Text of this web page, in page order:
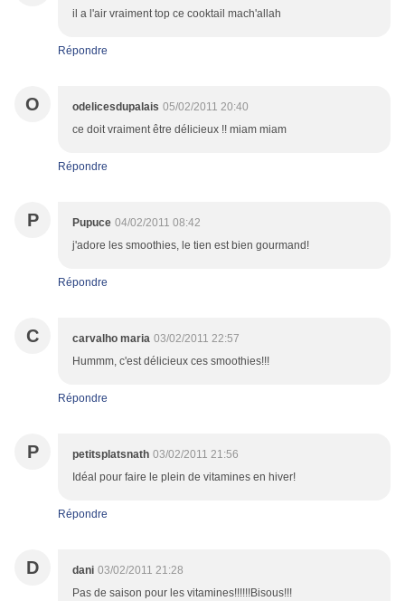
il a l'air vraiment top ce cooktail mach'allah
Répondre
O odelicesdupalais 05/02/2011 20:40
ce doit vraiment être délicieux !! miam miam
Répondre
P Pupuce 04/02/2011 08:42
j'adore les smoothies, le tien est bien gourmand!
Répondre
C carvalho maria 03/02/2011 22:57
Hummm, c'est délicieux ces smoothies!!!
Répondre
P petitsplatsnath 03/02/2011 21:56
Idéal pour faire le plein de vitamines en hiver!
Répondre
D dani 03/02/2011 21:28
Pas de saison pour les vitamines!!!!!!Bisous!!!